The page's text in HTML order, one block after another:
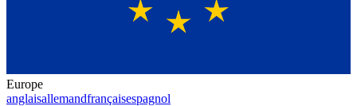
Europe
anglaisallemandfrançaisespagnol